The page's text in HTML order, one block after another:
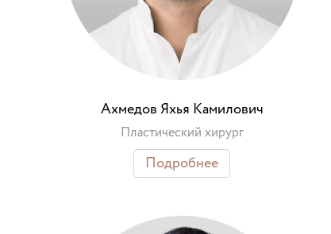
Ахмедов Яхья Камилович
Пластический хирург
Подробнее